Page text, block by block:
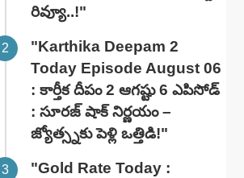
రివ్యూ..!"
"Karthika Deepam 2
Today Episode August 06
: కార్తీక దీపం 2 ఆగష్టు 6 ఎపిసోడ్
: సూరజ్ షాక్ నిర్ణయం –
జ్యోత్స్నకు పెళ్లి ఒత్తిడి!"
"Gold Rate Today :